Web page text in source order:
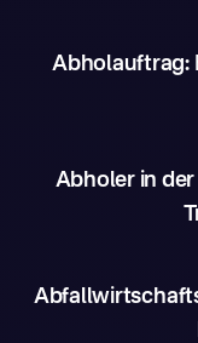
Abholauftrag:
Abholer in